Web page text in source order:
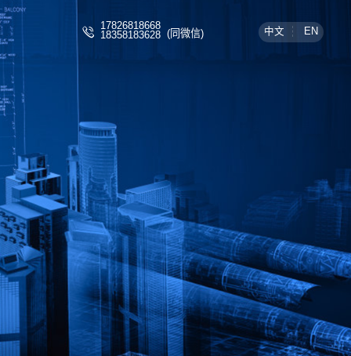
17826818668
18358183628
(同微信) 中文 EN